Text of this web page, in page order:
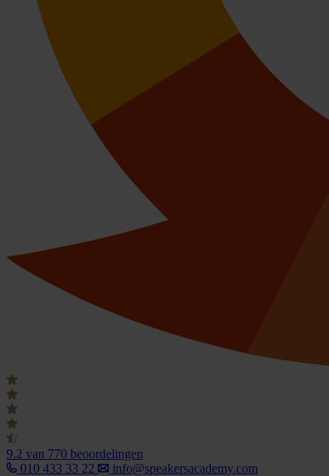
9.2 van 770 beoordelingen
010 433 33 22
info@speakersacademy.com